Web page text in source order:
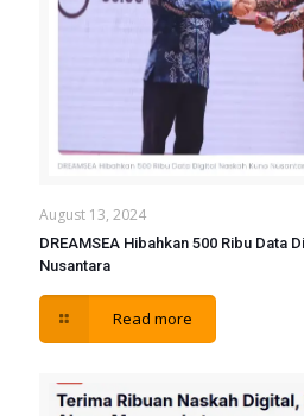
August 13, 2024
DREAMSEA Hibahkan 500 Ribu Data
Nusantara
Read more